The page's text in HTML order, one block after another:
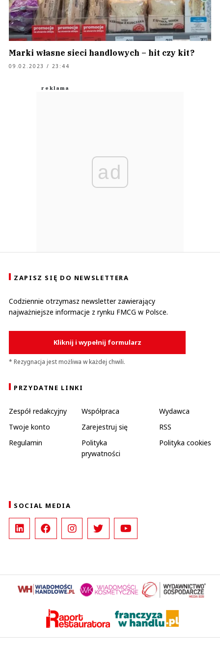
Marki własne sieci handlowych – hit czy kit?
09.02.2023 / 23:44
ad
ZAPISZ SIĘ DO NEWSLETTERA
Codziennie otrzymasz newsletter zawierający
najważniejsze informacje z rynku FMCG w Polsce.
Kliknij i wypełnij formularz
* Rezygnacja jest możliwa w każdej chwili.
PRZYDATNE LINKI
Zespół redakcyjny Współpraca
Wydawca
Twoje konto
Zarejestruj się
RSS
Regulamin
Polityka
prywatności
Polityka cookies
SOCIAL MEDIA